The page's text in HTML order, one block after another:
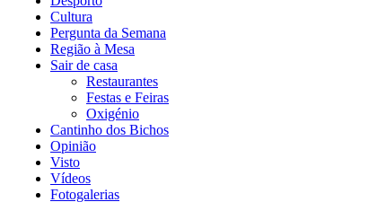
Cultura
Pergunta da Semana
Região à Mesa
Sair de casa
Restaurantes
Festas e Feiras
Oxigénio
Cantinho dos Bichos
Opinião
Visto
Vídeos
Fotogalerias